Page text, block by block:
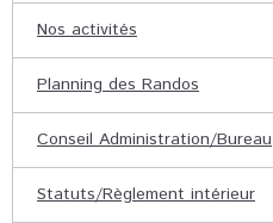
Nos activités
Planning des Randos
Conseil Administration/Bureau
Statuts/Règlement intérieur